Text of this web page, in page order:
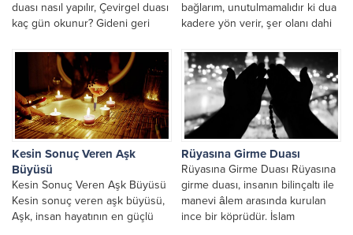
duası nasıl yapılır, Çevirgel duası
kaç gün okunur? Gideni geri
okunma adabı...
bağlarım, unutulmamalıdır ki dua
kadere yön verir, şer olanı dahi
eden bu duayı...
Kesin Sonuç Veren Aşk
Büyüsü
Kesin Sonuç Veren Aşk Büyüsü
Kesin sonuç veren aşk büyüsü,
Aşk, insan hayatının en güçlü
Rüyasına Girme Duası
Rüyasına Girme Duası Rüyasına
girme duası, insanın bilinçaltı ile
manevi âlem arasında kurulan
ince bir köprüdür. İslam